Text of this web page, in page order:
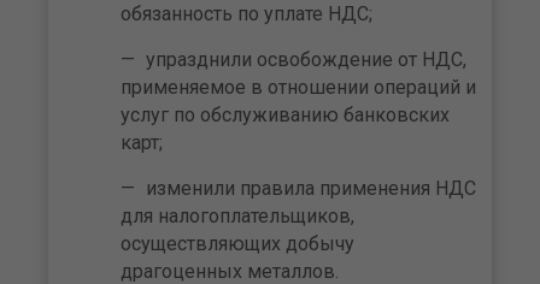
обязанность по уплате НДС;
упразднили освобождение от НДС,
применяемое в отношении операций и
услуг по обслуживанию банковских
карт;
изменили правила применения НДС
для налогоплательщиков,
осуществляющих добычу
драгоценных металлов.